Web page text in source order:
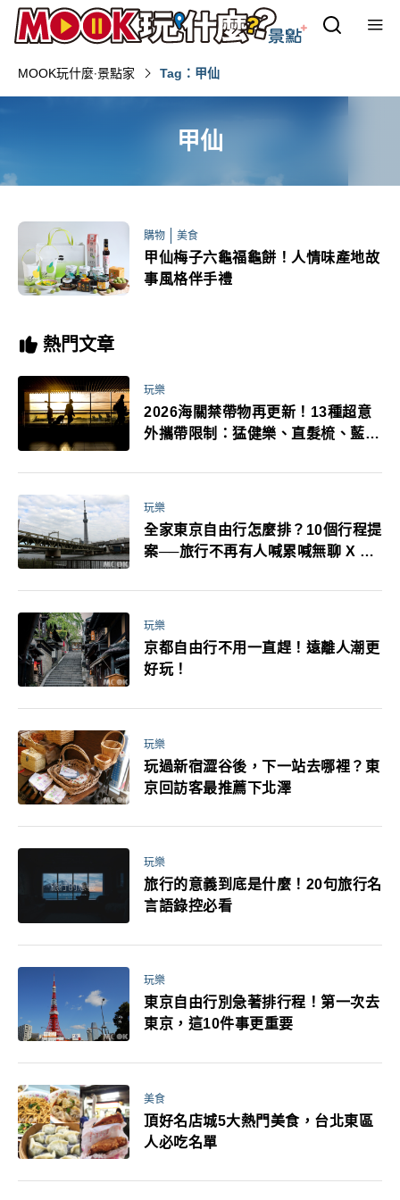
MOOK玩什麼‧景點家 Tag：甲仙
甲仙
購物 美食
甲仙梅子六龜福龜餅！人情味產地故
事風格伴手禮
熱門文章
玩樂
2026海關禁帶物再更新！13種超意
外攜帶限制：猛健樂、直髮梳、藍牙
萬！注意事項一次看！
玩樂
全家東京自由行怎麼排？10個行程提
案──旅行不再有人喊累喊無聊 X 爸
玩樂
京都自由行不用一直趕！遠離人潮更
好玩！
玩樂
玩過新宿澀谷後，下一站去哪裡？東
京回訪客最推薦下北澤
玩樂
旅行的意義到底是什麼！20句旅行名
言語錄控必看
玩樂
東京自由行別急著排行程！第一次去
東京，這10件事更重要
美食
頂好名店城5大熱門美食，台北東區
人必吃名單